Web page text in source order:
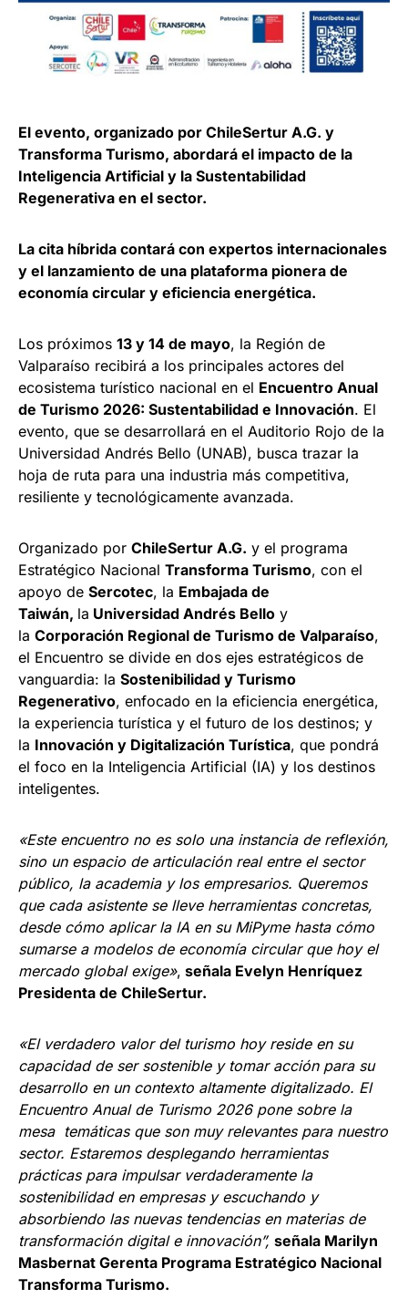
El evento, organizado por ChileSertur A.G. y
Transforma Turismo, abordará el impacto de la
Inteligencia Artificial y la Sustentabilidad
Regenerativa en el sector.
La cita híbrida contará con expertos internacionales
y el lanzamiento de una plataforma pionera de
economía circular y eficiencia energética.
Los próximos 13 y 14 de mayo, la Región de
Valparaíso recibirá a los principales actores del
ecosistema turístico nacional en el Encuentro Anual
de Turismo 2026: Sustentabilidad e Innovación. El
evento, que se desarrollará en el Auditorio Rojo de la
Universidad Andrés Bello (UNAB), busca trazar la
hoja de ruta para una industria más competitiva,
resiliente y tecnológicamente avanzada.
Organizado por ChileSertur A.G. y el programa
Estratégico Nacional Transforma Turismo, con el
apoyo de Sercotec, la Embajada de
Taiwán, la Universidad Andrés Bello y
la Corporación Regional de Turismo de Valparaíso,
el Encuentro se divide en dos ejes estratégicos de
vanguardia: la Sostenibilidad y Turismo
Regenerativo, enfocado en la eficiencia energética,
la experiencia turística y el futuro de los destinos; y
la Innovación y Digitalización Turística, que pondrá
el foco en la Inteligencia Artificial (IA) y los destinos
inteligentes.
«Este encuentro no es solo una instancia de reflexión,
sino un espacio de articulación real entre el sector
público, la academia y los empresarios. Queremos
que cada asistente se lleve herramientas concretas,
desde cómo aplicar la IA en su MiPyme hasta cómo
sumarse a modelos de economía circular que hoy el
mercado global exige», señala Evelyn Henríquez
Presidenta de ChileSertur.
«El verdadero valor del turismo hoy reside en su
capacidad de ser sostenible y tomar acción para su
desarrollo en un contexto altamente digitalizado. El
Encuentro Anual de Turismo 2026 pone sobre la
mesa temáticas que son muy relevantes para nuestro
sector. Estaremos desplegando herramientas
prácticas para impulsar verdaderamente la
sostenibilidad en empresas y escuchando y
absorbiendo las nuevas tendencias en materias de
transformación digital e innovación”, señala Marilyn
Masbernat Gerenta Programa Estratégico Nacional
Transforma Turismo.